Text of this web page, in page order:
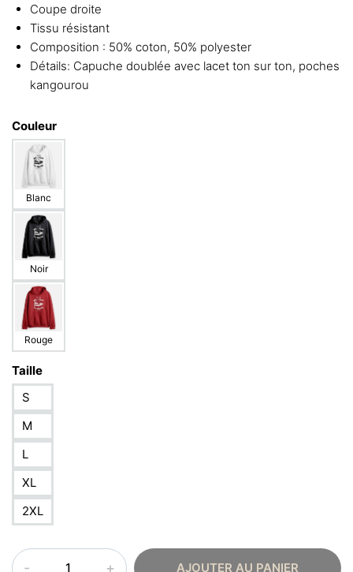
Coupe droite
Tissu résistant
Composition : 50% coton, 50% polyester
Détails: Capuche doublée avec lacet ton sur ton, poches
kangourou
Couleur
Blanc
Noir
Rouge
Taille
S
M
L
XL
2XL
quantité
AJOUTER AU PANIER